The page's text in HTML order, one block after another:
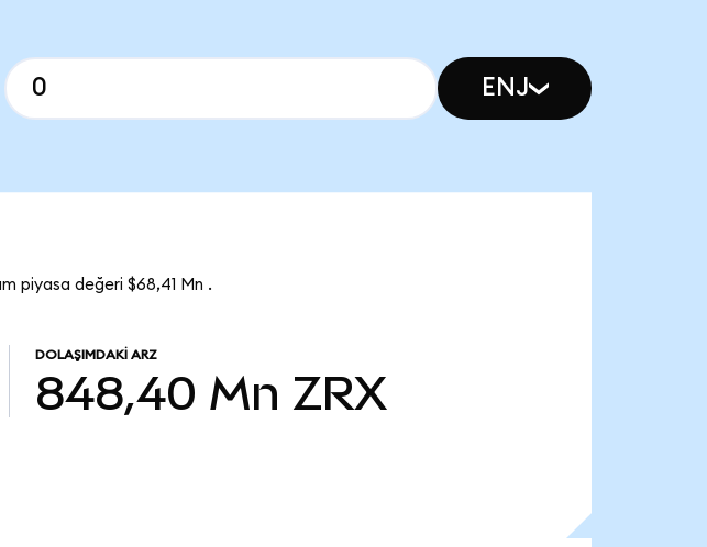
ENJ
piyasa değeri $68,41 Mn .
DOLAŞIMDAKI ARZ
848,40 Mn ZRX